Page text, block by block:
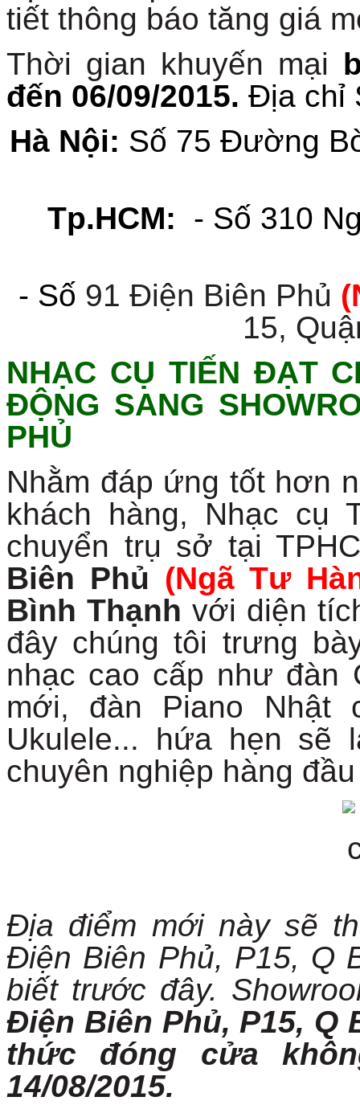
tiết thông báo tăng giá
Thời gian khuyến mại
đến 06/09/2015. Địa chỉ
Hà Nội: Số 75 Đường
Tp.HCM: - Số 310
- Số 91 Điện Biên Phủ
15,
NHẠC CỤ TIẾN ĐẠT
ĐỘNG SANG
PHỦ
Nhằm đáp ứng tốt hơn
khách hàng, Nhạc cụ
chuyển trụ sở tại
Biên Phủ (Ngã Tư
Bình Thạnh với diện
đây chúng tôi trưng
nhạc cao cấp như đàn
mới, đàn Piano Nhật
Ukulele... hứa hẹn sẽ
chuyên nghiệp hàng
Địa điểm mới này sẽ
Điện Biên Phủ, P15, Q
biết trước đây.
Điện Biên Phủ, P15, Q
thức đóng cửa
14/08/2015.